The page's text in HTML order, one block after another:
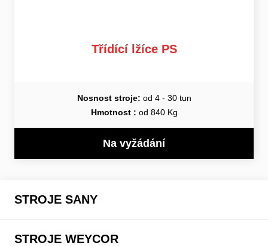
Třídící lžíce PS
Nosnost stroje: od 4 - 30 tun
Hmotnost : od 840 Kg
Na vyžádání
STROJE SANY
STROJE WEYCOR